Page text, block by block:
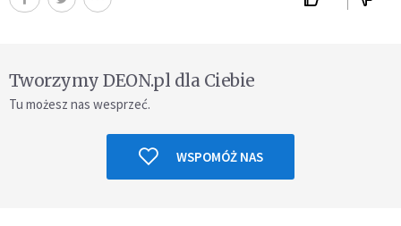
Tworzymy DEON.pl dla Ciebie
Tu możesz nas wesprzeć.
WSPOMÓŻ NAS